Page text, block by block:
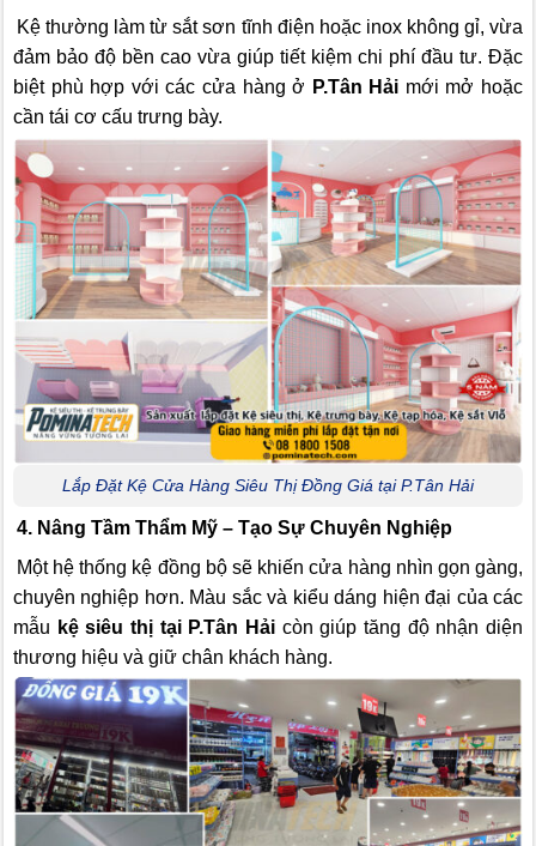
Kệ thường làm từ sắt sơn tĩnh điện hoặc inox không gỉ, vừa
đảm bảo độ bền cao vừa giúp tiết kiệm chi phí đầu tư. Đặc
biệt phù hợp với các cửa hàng ở P.Tân Hải mới mở hoặc
cần tái cơ cấu trưng bày.
Lắp Đặt Kệ Cửa Hàng Siêu Thị Đồng Giá tại P.Tân Hải
4. Nâng Tầm Thẩm Mỹ – Tạo Sự Chuyên Nghiệp
Một hệ thống kệ đồng bộ sẽ khiến cửa hàng nhìn gọn gàng,
chuyên nghiệp hơn. Màu sắc và kiểu dáng hiện đại của các
mẫu kệ siêu thị tại P.Tân Hải còn giúp tăng độ nhận diện
thương hiệu và giữ chân khách hàng.